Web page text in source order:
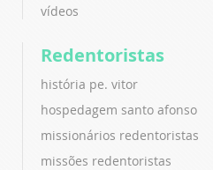
vídeos
Redentoristas
história pe. vitor
hospedagem santo afonso
missionários redentoristas
missões redentoristas